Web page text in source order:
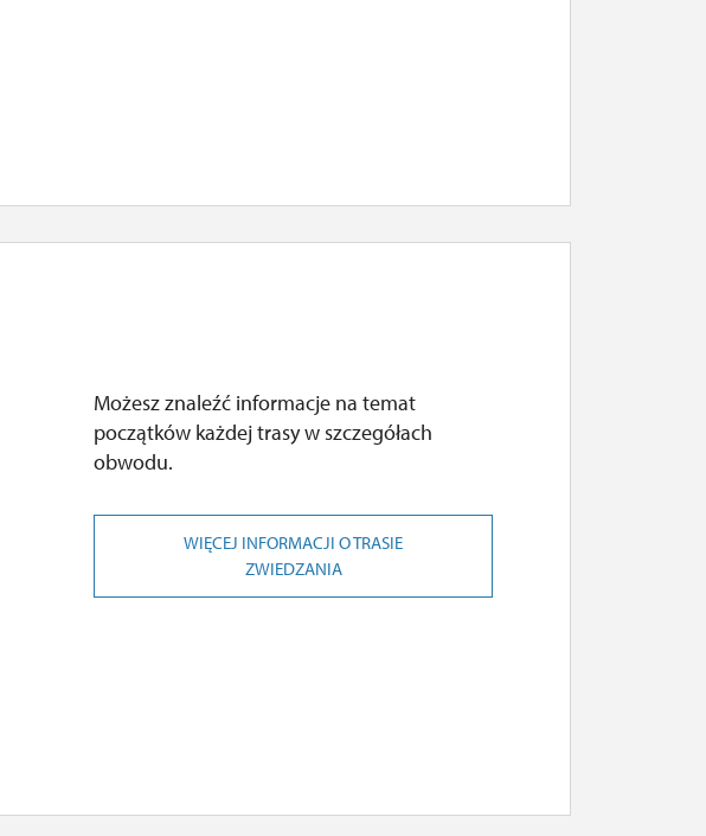
Możesz znaleźć informacje na temat
początków każdej trasy w szczegółach
obwodu.
WIĘCEJ INFORMACJI O TRASIE
ZWIEDZANIA